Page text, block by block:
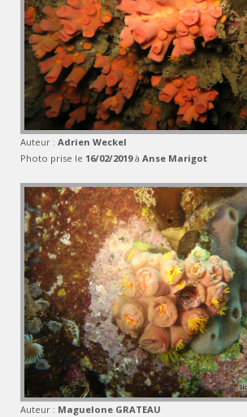
Auteur : Adrien Weckel
Photo prise le 16/02/2019à Anse Marigot
Auteur : Maguelone GRATEAU